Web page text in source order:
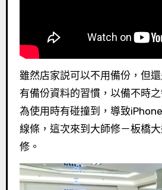
雖然店家説可以不用備份，但
有備份資料的習慣，以備不時
為使用時有碰撞到，導致
線條，這次來到大師修－板橋
修。